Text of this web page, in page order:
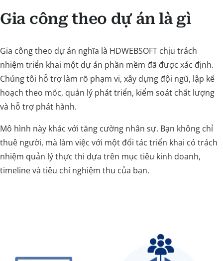
Gia công theo dự án là gì
Gia công theo dự án nghĩa là HDWEBSOFT chịu trách
nhiệm triển khai một dự án phần mềm đã được xác định.
Chúng tôi hỗ trợ làm rõ phạm vi, xây dựng đội ngũ, lập kế
hoạch theo mốc, quản lý phát triển, kiểm soát chất lượng
và hỗ trợ phát hành.
Mô hình này khác với tăng cường nhân sự. Bạn không chỉ
thuê người, mà làm việc với một đối tác triển khai có trách
nhiệm quản lý thực thi dựa trên mục tiêu kinh doanh,
timeline và tiêu chí nghiệm thu của bạn.